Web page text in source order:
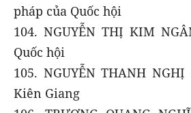
pháp của Quốc hội
104. NGUYỄN THỊ KIM
Quốc hội
105. NGUYỄN THANH
Kiên Giang